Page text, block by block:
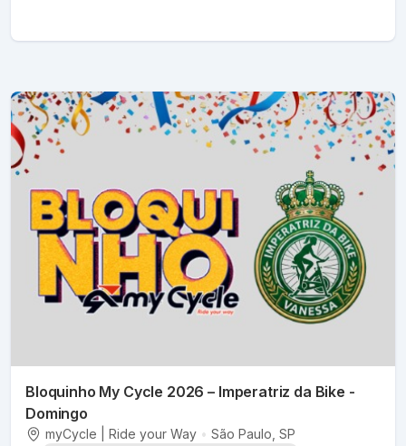
Bloquinho My Cycle 2026 – Imperatriz da Bike -
Domingo
myCycle | Ride your Way • São Paulo , SP